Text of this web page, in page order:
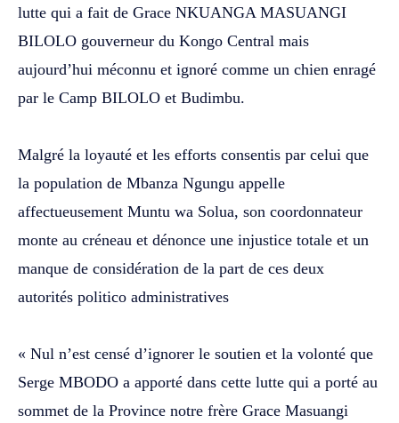
lutte qui a fait de Grace NKUANGA MASUANGI
BILOLO gouverneur du Kongo Central mais
aujourd’hui méconnu et ignoré comme un chien enragé
par le Camp BILOLO et Budimbu.
‎Malgré la loyauté et les efforts consentis par celui que
la population de Mbanza Ngungu appelle
affectueusement Muntu wa Solua, son coordonnateur
monte au créneau et dénonce une injustice totale et un
manque de considération de la part de ces deux
autorités politico administratives
‎« Nul n’est censé d’ignorer le soutien et la volonté que
Serge MBODO a apporté dans cette lutte qui a porté au
sommet de la Province notre frère Grace Masuangi